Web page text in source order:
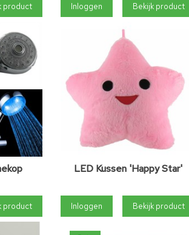
product Inloggen Bekijk product
product
LED Kussen 'Happy Star'
Inloggen Bekijk product